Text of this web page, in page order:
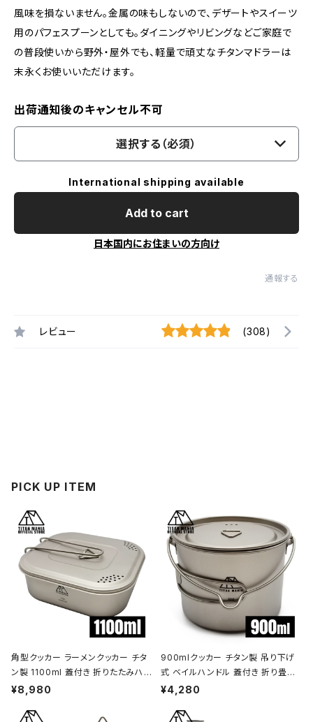
風味を損ないません。金属の味もしないので、デザートやスイーツ
用のパフェスプーンとしても。ダイニングやリビングなどご家庭で
の普段使いから野外・屋外でも、軽量で頑丈なチタンマドラーは
末永くお使いいただけます。
出荷通知後のキャンセル不可
選択する（必須）
International shipping available
Add to cart
日本国内にお住まいの方向け
通報する
レビュー (308)
PICK UP ITEM
角型クッカー ラーメンクッカー チタ
ン製 1100ml 蓋付き 折りたたみハン
ドル付 超軽量 頑丈 直火OK 鍋 フラ
ンプ アウトドア キャンプ用品 収納袋
¥8,980
900mlクッカー チタン製 吊り下げ
式 ベイルハンドル 蓋付き 折り畳み
ハンドル付き 超軽量 頑丈 直火OK
プ BBQ バーベキュー アウトドア キ
¥4,280